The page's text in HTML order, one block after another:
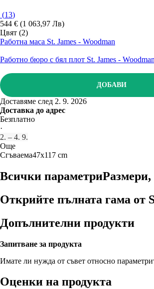
(13)
544 € (1 063,97 Лв)
Цвят (2)
Работна маса St. James - Woodman
Работно бюро с бял плот St. James - Woodman
ДОБАВИ
Доставяме след 2. 9. 2026
Доставка до адрес
Безплатно
·
2. – 4. 9.
Още
Сгъваема47x117 cm
Всички параметриРазмери,
Открийте пълната гама от
Допълнителни продукти
Запитване за продукта
Имате ли нужда от съвет относно
Оценки на продукта